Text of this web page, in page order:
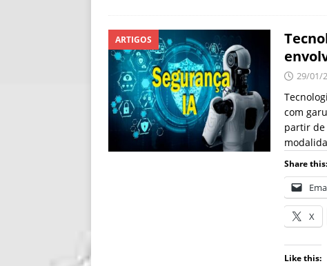
ARTIGOS
29/01/
com
partir de
Share this:
X
Like this: